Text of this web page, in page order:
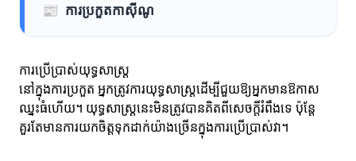
📰 ការប្រកួតកាស៊ីណូ
ការប្រើប្រាស់យុទ្ធសាស្រ្ត
នៅក្នុងការប្រកួត អ្នកត្រូវការយុទ្ធសាស្រ្តដើម្បីជួយឱ្យអ្នកមានឱកាស
ឈ្នះធំហើយ។ យុទ្ធសាស្រ្តនេះមិនត្រូវបានគិតពីសេចក្តីរំពឹងទេ ប៉ុន្តែ
គួរតែមានការយកចិត្តទុកដាក់យ៉ាងច្រើនក្នុងការប្រើប្រាស់វា។